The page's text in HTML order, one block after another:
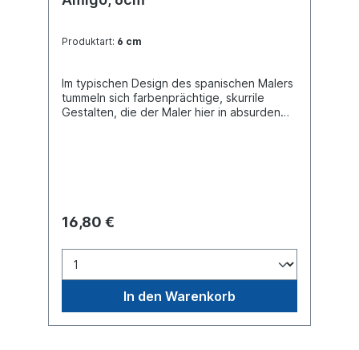
Produktart: 6 cm
Im typischen Design des spanischen Malers
tummeln sich farbenprächtige, skurrile
Gestalten, die der Maler hier in absurden
16,80 €
In den Warenkorb